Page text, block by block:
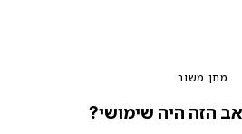
מתן משוב
הזה היה שימושי?